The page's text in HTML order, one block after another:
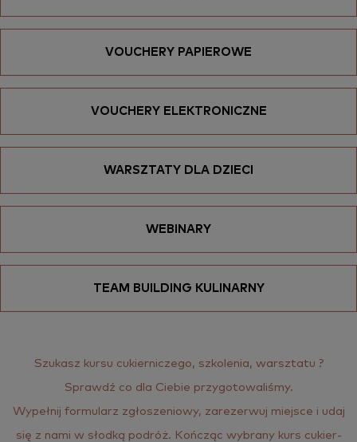
VOUCHERY PAPIEROWE
VOUCHERY ELEKTRONICZNE
WARSZTATY DLA DZIECI
WEBINARY
TEAM BUILDING KULINARNY
Szu­kasz kursu cu­kier­ni­cze­go, szko­le­nia, warsz­ta­tu ?
Sprawdź co dla Cie­bie przy­go­to­wa­li­śmy.
Wy­peł­nij for­mu­larz zgło­sze­nio­wy, za­re­zer­wuj miej­sce i udaj
się z nami w słod­ką po­dróż. Koń­cząc wy­bra­ny kurs cu­kier­